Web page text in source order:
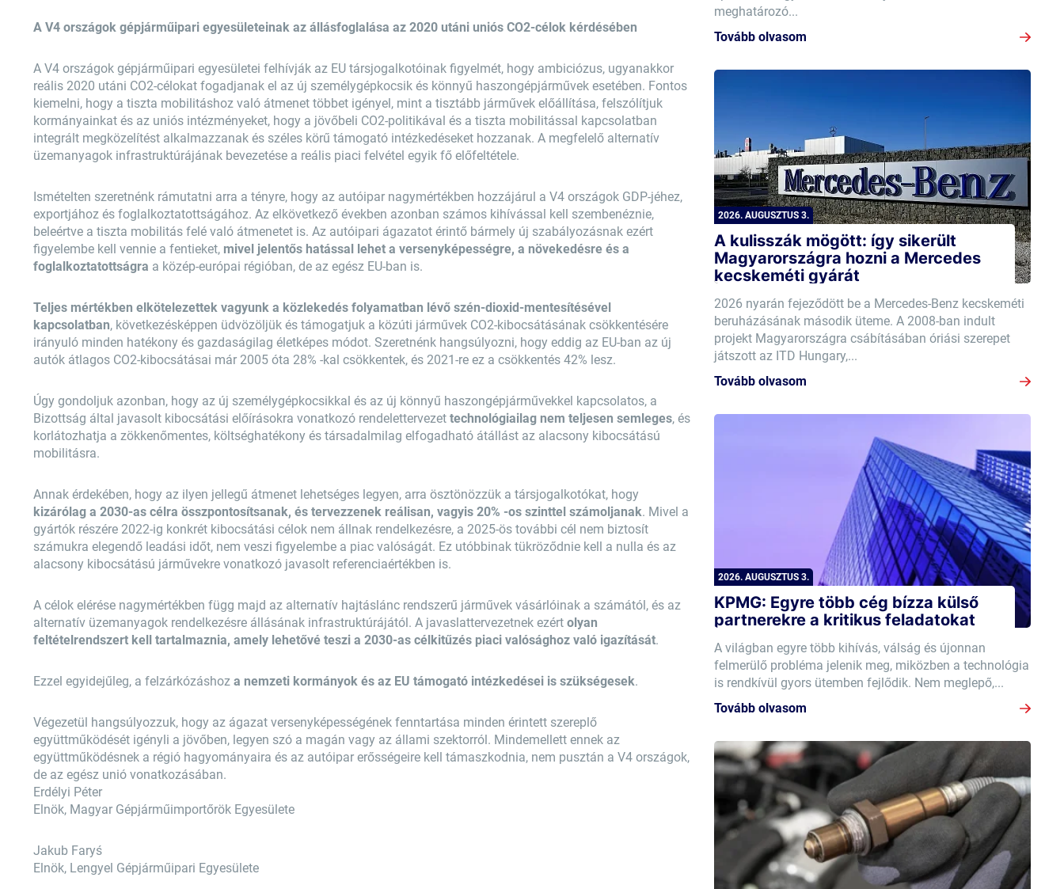
A V4 országok gépjárműipari egyesületeinak az állásfoglalása az 2020 utáni uniós CO2-célok kérdésében
A V4 országok gépjárműipari egyesületei felhívják az EU társjogalkotóinak figyelmét, hogy ambiciózus, ugyanakkor
reális 2020 utáni CO2-célokat fogadjanak el az új személygépkocsik és könnyű haszongépjárművek esetében. Fontos
kiemelni, hogy a tiszta mobilitáshoz való átmenet többet igényel, mint a tisztább járművek előállítása, felszólítjuk
kormányainkat és az uniós intézményeket, hogy a jövőbeli CO2-politikával és a tiszta mobilitással kapcsolatban
integrált megközelítést alkalmazzanak és széles körű támogató intézkedéseket hozzanak. A megfelelő alternatív
üzemanyagok infrastruktúrájának bevezetése a reális piaci felvétel egyik fő előfeltétele.
Ismételten szeretnénk rámutatni arra a tényre, hogy az autóipar nagymértékben hozzájárul a V4 országok GDP-jéhez,
exportjához és foglalkoztatottságához. Az elkövetkező években azonban számos kihívással kell szembenéznie,
beleértve a tiszta mobilitás felé való átmenetet is. Az autóipari ágazatot érintő bármely új szabályozásnak ezért
figyelembe kell vennie a fentieket, mivel jelentős hatással lehet a versenyképességre, a növekedésre és a
foglalkoztatottságra a közép-európai régióban, de az egész EU-ban is.
Teljes mértékben elkötelezettek vagyunk a közlekedés folyamatban lévő szén-dioxid-mentesítésével
kapcsolatban, következésképpen üdvözöljük és támogatjuk a közúti járművek CO2-kibocsátásának csökkentésére
irányuló minden hatékony és gazdaságilag életképes módot. Szeretnénk hangsúlyozni, hogy eddig az EU-ban az új
autók átlagos CO2-kibocsátásai már 2005 óta 28% -kal csökkentek, és 2021-re ez a csökkentés 42% lesz.
Úgy gondoljuk azonban, hogy az új személygépkocsikkal és az új könnyű haszongépjárművekkel kapcsolatos, a
Bizottság által javasolt kibocsátási előírásokra vonatkozó rendelettervezet technológiailag nem teljesen semleges, és
korlátozhatja a zökkenőmentes, költséghatékony és társadalmilag elfogadható átállást az alacsony kibocsátású
mobilitásra.
Annak érdekében, hogy az ilyen jellegű átmenet lehetséges legyen, arra ösztönözzük a társjogalkotókat, hogy
kizárólag a 2030-as célra összpontosítsanak, és tervezzenek reálisan, vagyis 20% -os szinttel számoljanak. Mivel a
gyártók részére 2022-ig konkrét kibocsátási célok nem állnak rendelkezésre, a 2025-ös további cél nem biztosít
számukra elegendő leadási időt, nem veszi figyelembe a piac valóságát. Ez utóbbinak tükröződnie kell a nulla és az
alacsony kibocsátású járművekre vonatkozó javasolt referenciaértékben is.
A célok elérése nagymértékben függ majd az alternatív hajtáslánc rendszerű járművek vásárlóinak a számától, és az
alternatív üzemanyagok rendelkezésre állásának infrastruktúrájától. A javaslattervezetnek ezért olyan
feltételrendszert kell tartalmaznia, amely lehetővé teszi a 2030-as célkitűzés piaci valósághoz való igazítását.
Ezzel egyidejűleg, a felzárkózáshoz a nemzeti kormányok és az EU támogató intézkedései is szükségesek.
Végezetül hangsúlyozzuk, hogy az ágazat versenyképességének fenntartása minden érintett szereplő
együttműködését igényli a jövőben, legyen szó a magán vagy az állami szektorról. Mindemellett ennek az
együttműködésnek a régió hagyományaira és az autóipar erősségeire kell támaszkodnia, nem pusztán a V4 országok,
de az egész unió vonatkozásában.
Erdélyi Péter
Elnök, Magyar Gépjárműimportőrök Egyesülete
Jakub Faryś
Elnök, Lengyel Gépjárműipari Egyesülete
meghatározó...
Tovább olvasom
2026. AUGUSZTUS 3.
A kulisszák mögött: így sikerült
Magyarországra hozni a Mercedes
kecskeméti gyárát
2026 nyarán fejeződött be a Mercedes-Benz kecskeméti
beruházásának második üteme. A 2008-ban indult
projekt Magyarországra csábításában óriási szerepet
játszott az ITD Hungary,...
Tovább olvasom
2026. AUGUSZTUS 3.
KPMG: Egyre több cég bízza külső
partnerekre a kritikus feladatokat
A világban egyre több kihívás, válság és újonnan
felmerülő probléma jelenik meg, miközben a technológia
is rendkívül gyors ütemben fejlődik. Nem meglepő,...
Tovább olvasom